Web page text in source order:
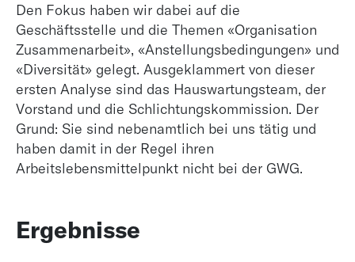
Den Fokus haben wir dabei auf die
Geschäftsstelle und die Themen «Organisation
Zusammenarbeit», «Anstellungsbedingungen» und
«Diversität» gelegt. Ausgeklammert von dieser
ersten Analyse sind das Hauswartungsteam, der
Vorstand und die Schlichtungskommission. Der
Grund: Sie sind nebenamtlich bei uns tätig und
haben damit in der Regel ihren
Arbeitslebensmittelpunkt nicht bei der GWG.
Ergebnisse